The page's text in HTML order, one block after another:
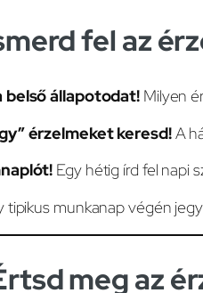
fel az
belső állapotodat! Milyen
érzelmeket keresd!A
Egy hétig írd fel napi
tipikus munkanap végén
meg az